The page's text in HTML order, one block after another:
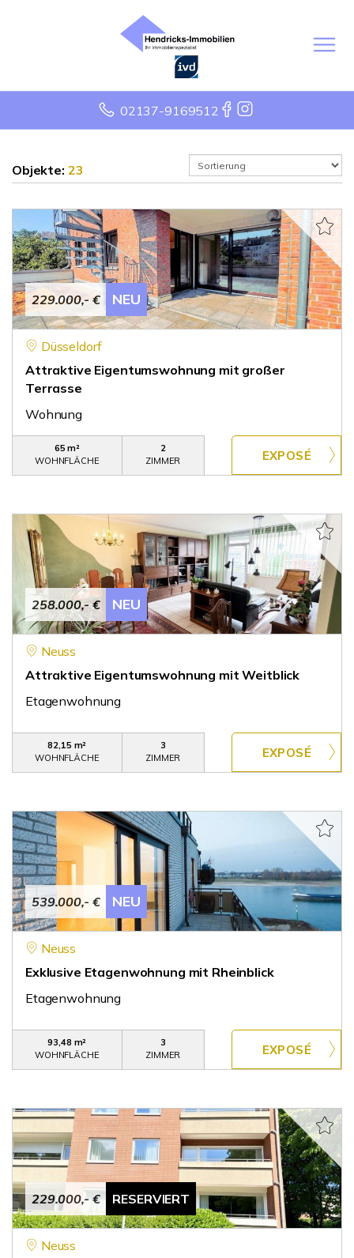
02137-9169512
Objekte: 23
229.000,- € NEU
Düsseldorf
Attraktive Eigentumswohnung mit großer
Terrasse
Wohnung
65 m²
WOHNFLÄCHE
2
ZIMMER
258.000,- € NEU
Neuss
Attraktive Eigentumswohnung mit Weitblick
Etagenwohnung
82,15 m²
WOHNFLÄCHE
3
ZIMMER
539.000,- € NEU
Neuss
Exklusive Etagenwohnung mit Rheinblick
Etagenwohnung
93,48 m²
WOHNFLÄCHE
3
ZIMMER
229.000,- € RESERVIERT
Neuss